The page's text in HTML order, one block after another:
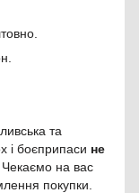
та
і боєприпаси не
. Чекаємо на вас
покупки.